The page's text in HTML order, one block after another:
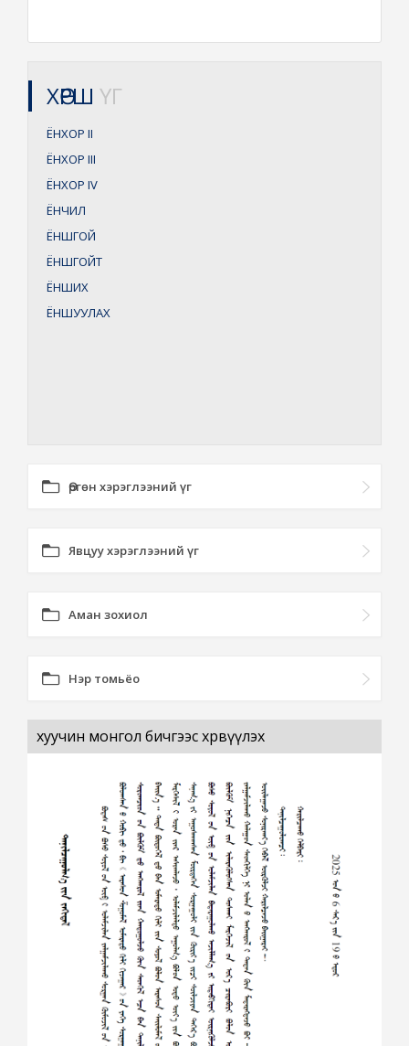
ХӨРШ ҮГ
ЁНХОР II
ЁНХОР III
ЁНХОР IV
ЁНЧИЛ
ЁНШГОЙ
ЁНШГОЙТ
ЁНШИХ
ЁНШУУЛАХ
Өргөн хэрэглээний үг
Явцуу хэрэглээний үг
Аман зохиол
Нэр томьёо
хуучин монгол бичгээс хөрвүүлэх